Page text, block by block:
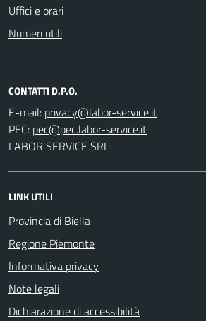
Uffici e orari
Numeri utili
CONTATTI D.P.O.
E-mail:
PEC:
LABOR SERVICE SRL
LINK UTILI
Provincia di Biella
Regione Piemonte
Informativa privacy
Note legali
Dichiarazione di accessibilità